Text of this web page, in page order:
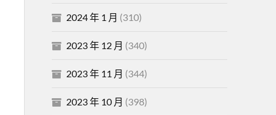
2024 年 1 月 (310)
2023 年 12 月 (340)
2023 年 11 月 (344)
2023 年 10 月 (398)